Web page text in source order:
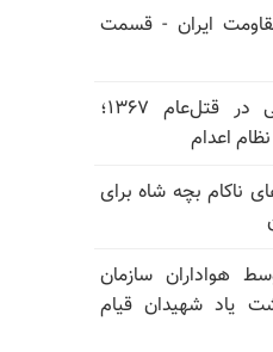
ایران - قسمت
نقش مستقیم خمینی در قتل‌عام ۱۳۶۷؛
اعدام
ناکام بچه شاه برای
هواداران سازمان
یاد شهیدان قیام